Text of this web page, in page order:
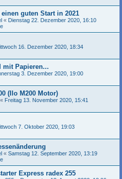
guten Start in 2021
« Dienstag 22. Dezember 2020, 16:10
16. Dezember 2020, 18:34
mit Papieren...
3. Dezember 2020, 19:00
(Ilo M200 Motor)
« Freitag 13. November 2020, 15:41
7. Oktober 2020, 19:03
« Samstag 12. September 2020, 13:19
Express radex 255